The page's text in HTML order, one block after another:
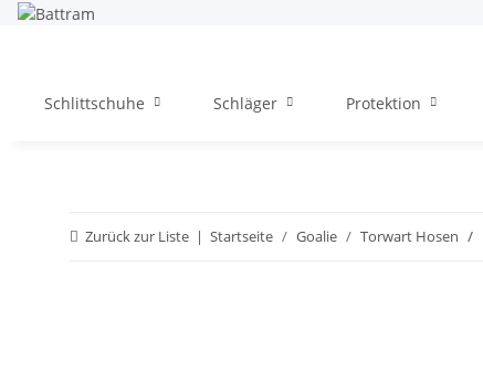
Schlittschuhe Schläger Protektion
Zurück zur Liste Startseite Goalie Torwart Hosen